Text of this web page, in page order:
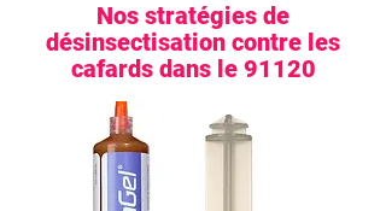
Nos stratégies de
désinsectisation contre les
cafards dans le 91120